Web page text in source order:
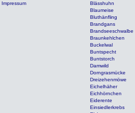
Impressum
Blässhuhn
Blaumeise
Bluthänfling
Brandgans
Brandseeschwalbe
Braunkehlchen
Buckelwal
Buntspecht
Buntstorch
Damwild
Dorngrasmücke
Dreizehenmöwe
Eichelhäher
Eichhörnchen
Eiderente
Einsiedlerkrebs